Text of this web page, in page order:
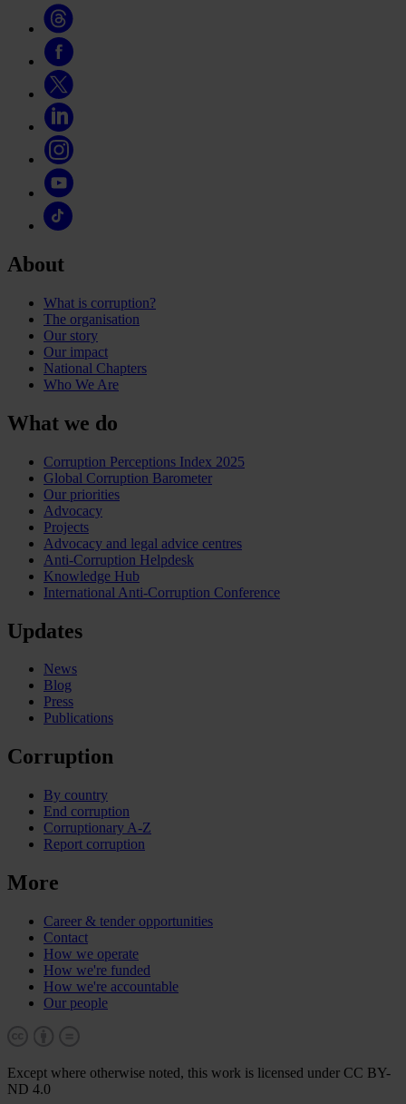
About
What is corruption?
The organisation
Our story
Our impact
National Chapters
Who We Are
What we do
Corruption Perceptions Index 2025
Global Corruption Barometer
Our priorities
Advocacy
Projects
Advocacy and legal advice centres
Anti-Corruption Helpdesk
Knowledge Hub
International Anti-Corruption Conference
Updates
News
Blog
Press
Publications
Corruption
By country
End corruption
Corruptionary A-Z
Report corruption
More
Career & tender opportunities
Contact
How we operate
How we're funded
How we're accountable
Our people
Except where otherwise noted, this work is licensed under CC BY-
ND 4.0